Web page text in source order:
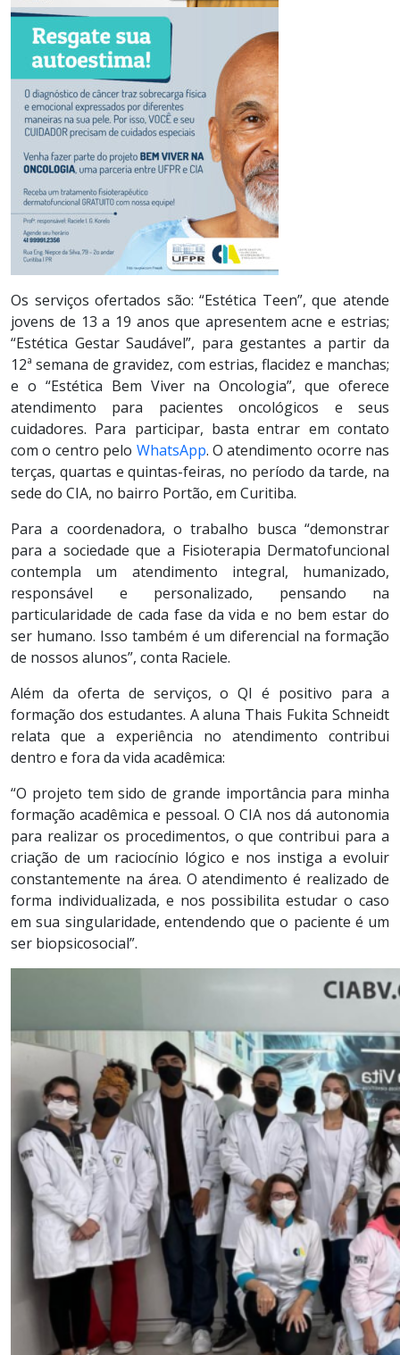
Os serviços ofertados são: “Estética Teen”, que atende
jovens de 13 a 19 anos que apresentem acne e estrias;
“Estética Gestar Saudável”, para gestantes a partir da
12ª semana de gravidez, com estrias, flacidez e manchas;
e o “Estética Bem Viver na Oncologia”, que oferece
atendimento para pacientes oncológicos e seus
cuidadores. Para participar, basta entrar em contato
com o centro pelo WhatsApp. O atendimento ocorre nas
terças, quartas e quintas-feiras, no período da tarde, na
sede do CIA, no bairro Portão, em Curitiba.
Para a coordenadora, o trabalho busca “demonstrar
para a sociedade que a Fisioterapia Dermatofuncional
contempla um atendimento integral, humanizado,
responsável e personalizado, pensando na
particularidade de cada fase da vida e no bem estar do
ser humano. Isso também é um diferencial na formação
de nossos alunos”, conta Raciele.
Além da oferta de serviços, o QI é positivo para a
formação dos estudantes. A aluna Thais Fukita Schneidt
relata que a experiência no atendimento contribui
dentro e fora da vida acadêmica:
“O projeto tem sido de grande importância para minha
formação acadêmica e pessoal. O CIA nos dá autonomia
para realizar os procedimentos, o que contribui para a
criação de um raciocínio lógico e nos instiga a evoluir
constantemente na área. O atendimento é realizado de
forma individualizada, e nos possibilita estudar o caso
em sua singularidade, entendendo que o paciente é um
ser biopsicosocial”.